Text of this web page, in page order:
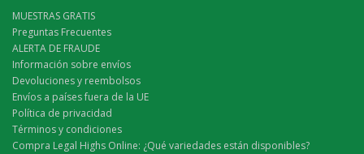
MUESTRAS GRATIS
Preguntas Frecuentes
ALERTA DE FRAUDE
Información sobre envíos
Devoluciones y reembolsos
Envíos a países fuera de la UE
Política de privacidad
Términos y condiciones
Compra Legal Highs Online: ¿Qué variedades están disponibles?